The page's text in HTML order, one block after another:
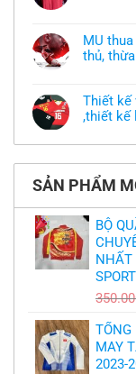
áo
thun
đồng
chưa
có
mẫu
thì
làm
bình
luận
ở
khoác
theo
yêu
thiết
tại
TPHCM
MU
thủ,
bình
luận
ở
thảm:
Hag
lại
trích
cầu
thủ,
thừa
nhận
sự
thật
chát
bầy
quỷ
nhỏ
Thiết kế
,thiết kế
có
luận
Thiết
và
in
áo
bóng
chuyền
theo
,thiết
free
SẢN PHẨM
BỘ
NHẤT
SPORT
MAY
2023-